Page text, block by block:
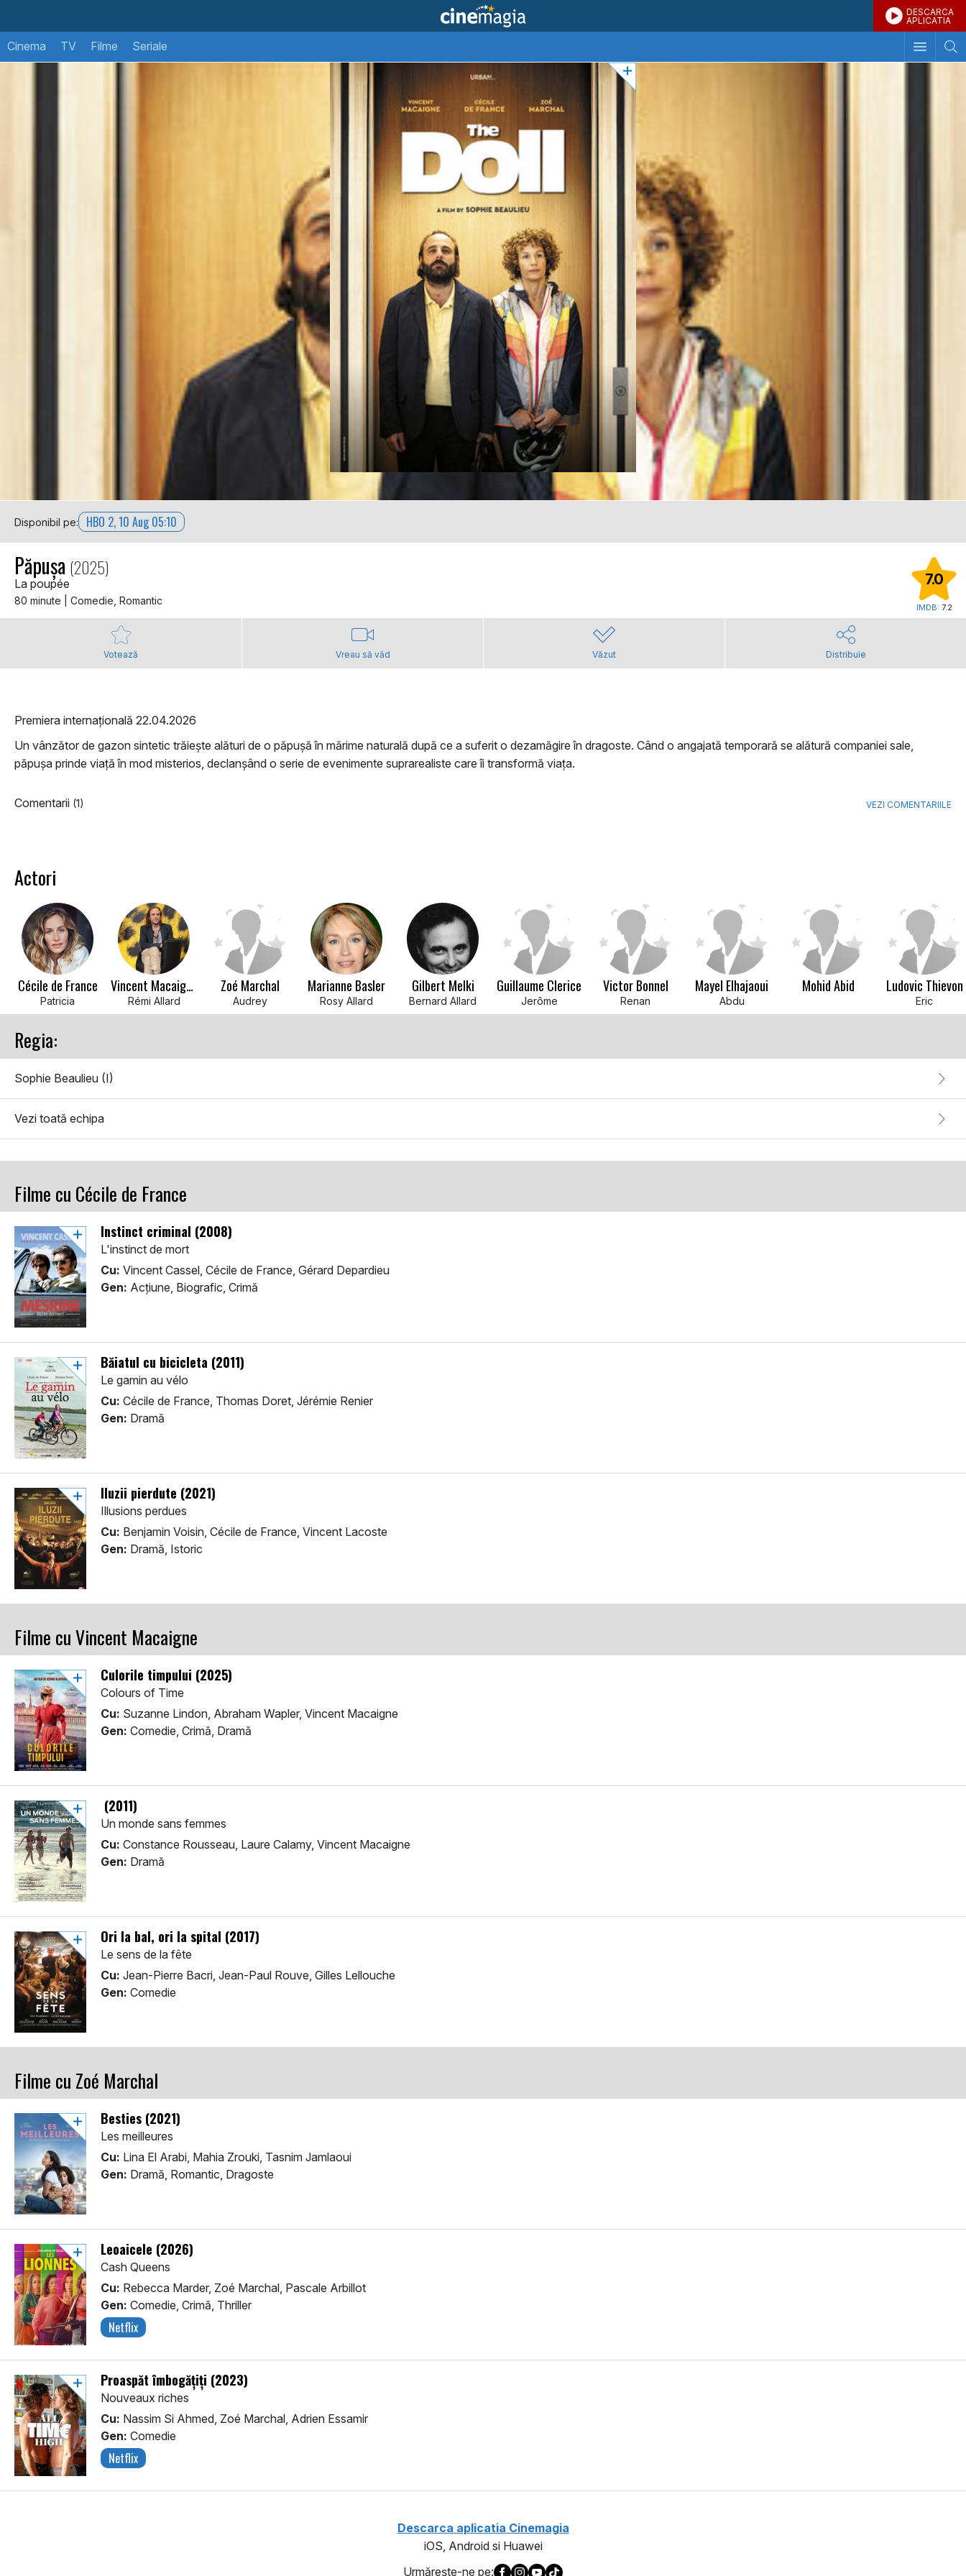
DESCARCA
APLICATIA
Cinema TV Filme Seriale
Disponibil pe: HBO 2, 10 Aug 05:10
Păpușa (2025)
La poupée
80 minute | Comedie, Romantic
7.0
IMDB: 7.2
Votează Vreau să văd Văzut Distribuie
Premiera internațională 22.04.2026
Un vânzător de gazon sintetic trăiește alături de o păpușă în mărime naturală după ce a suferit o dezamăgire în dragoste. Când o angajată temporară se alătură companiei sale,
păpușa prinde viață în mod misterios, declanșând o serie de evenimente suprarealiste care îi transformă viața.
Comentarii (1) VEZI COMENTARIILE
Actori
Cécile de France
Patricia
Vincent Macaigne
Rémi Allard
Zoé Marchal
Audrey
Marianne Basler
Rosy Allard
Gilbert Melki
Bernard Allard
Guillaume Clerice
Jerôme
Victor Bonnel
Renan
Mayel Elhajaoui
Abdu
Mohid Abid Ludovic Thievon
Eric
Regia:
Sophie Beaulieu (I)
Vezi toată echipa
Filme cu Cécile de France
Instinct criminal (2008)
L'instinct de mort
Cu: Vincent Cassel, Cécile de France, Gérard Depardieu
Gen: Acţiune, Biografic, Crimă
Băiatul cu bicicleta (2011)
Le gamin au vélo
Cu: Cécile de France, Thomas Doret, Jérémie Renier
Gen: Dramă
Iluzii pierdute (2021)
Illusions perdues
Cu: Benjamin Voisin, Cécile de France, Vincent Lacoste
Gen: Dramă, Istoric
Filme cu Vincent Macaigne
Culorile timpului (2025)
Colours of Time
Cu: Suzanne Lindon, Abraham Wapler, Vincent Macaigne
Gen: Comedie, Crimă, Dramă
(2011)
Un monde sans femmes
Cu: Constance Rousseau, Laure Calamy, Vincent Macaigne
Gen: Dramă
Ori la bal, ori la spital (2017)
Le sens de la fête
Cu: Jean-Pierre Bacri, Jean-Paul Rouve, Gilles Lellouche
Gen: Comedie
Filme cu Zoé Marchal
Besties (2021)
Les meilleures
Cu: Lina El Arabi, Mahia Zrouki, Tasnim Jamlaoui
Gen: Dramă, Romantic, Dragoste
Leoaicele (2026)
Cash Queens
Cu: Rebecca Marder, Zoé Marchal, Pascale Arbillot
Gen: Comedie, Crimă, Thriller
Netflix
Proaspăt îmbogățiți (2023)
Nouveaux riches
Cu: Nassim Si Ahmed, Zoé Marchal, Adrien Essamir
Gen: Comedie
Netflix
Descarca aplicatia Cinemagia
iOS, Android si Huawei
Urmăreşte-ne pe: